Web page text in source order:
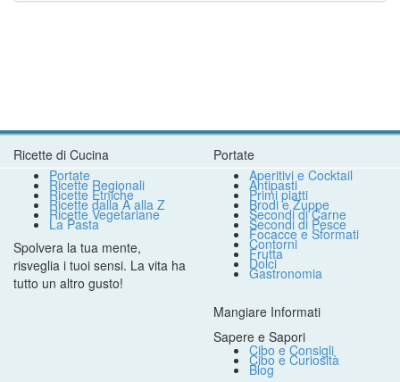
Ricette di Cucina
Portate
Ricette Regionali
Ricette Etniche
Ricette dalla A alla Z
Ricette Vegetariane
La Pasta
Spolvera la tua mente,
risveglia i tuoi sensi. La vita ha
tutto un altro gusto!
Portate
Aperitivi e Cocktail
Antipasti
Primi piatti
Brodi e Zuppe
Secondi di Carne
Secondi di Pesce
Focacce e Sformati
Contorni
Frutta
Dolci
Gastronomia
Mangiare Informati
Sapere e Sapori
Cibo e Consigli
Cibo e Curiosità
Blog